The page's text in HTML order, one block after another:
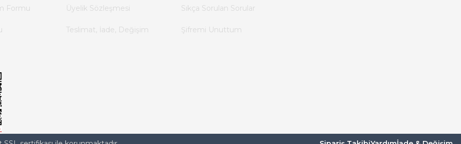
Formu Üyelik Sözleşmesi
Teslimat, İade, Değişim
Sıkça Sorulan Sorular
Şifremi Unuttum